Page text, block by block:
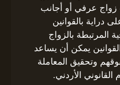
زواج عرفي أو أجانب
دراية بالقوانين
المرتبطة بالزواج
يمكن أن يساعد
وتحقيق المعاملة
القانوني الأردني.